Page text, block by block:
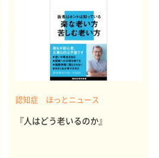
認知症 ほっとニュース
『人はどう老いるのか』